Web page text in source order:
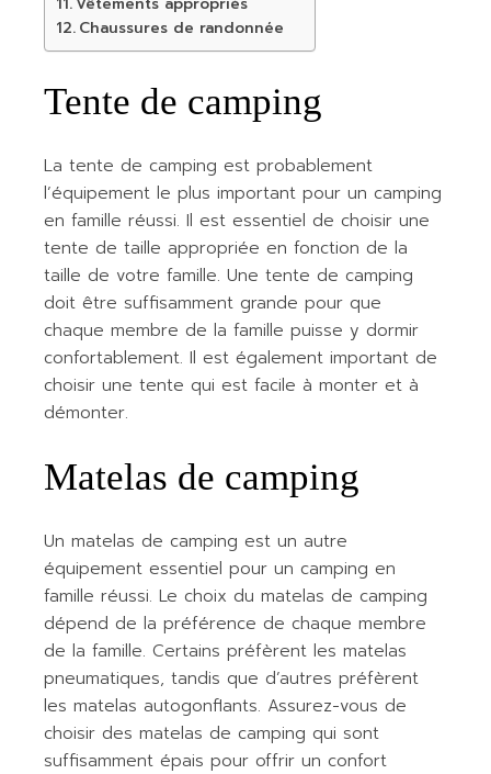
Chaussures de randonnée
Tente de camping
La tente de camping est probablement
l’équipement le plus important pour un camping
en famille réussi. Il est essentiel de choisir une
tente de taille appropriée en fonction de la
taille de votre famille. Une tente de camping
doit être suffisamment grande pour que
chaque membre de la famille puisse y dormir
confortablement. Il est également important de
choisir une tente qui est facile à monter et à
démonter.
Matelas de camping
Un matelas de camping est un autre
équipement essentiel pour un camping en
famille réussi. Le choix du matelas de camping
dépend de la préférence de chaque membre
de la famille. Certains préfèrent les matelas
pneumatiques, tandis que d’autres préfèrent
les matelas autogonflants. Assurez-vous de
choisir des matelas de camping qui sont
suffisamment épais pour offrir un confort